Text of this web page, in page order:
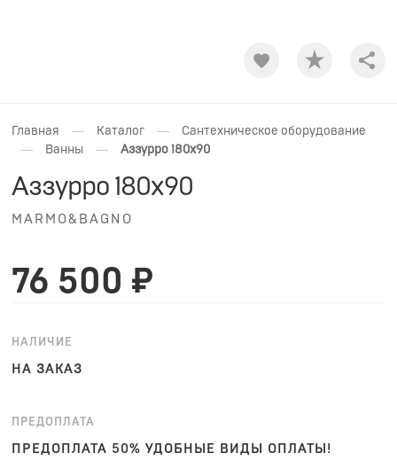
Главная — Каталог — Сантехническое оборудование
— Ванны — Аззурро 180х90
Аззурро 180х90
MARMO&BAGNO
76 500 ₽
НАЛИЧИЕ
НА ЗАКАЗ
ПРЕДОПЛАТА
ПРЕДОПЛАТА 50% УДОБНЫЕ ВИДЫ ОПЛАТЫ!